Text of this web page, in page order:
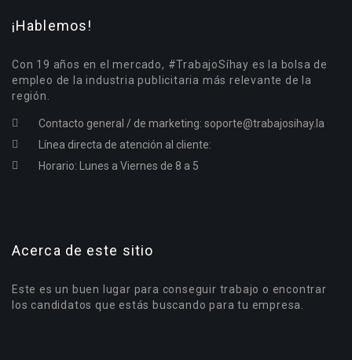
¡Hablemos!
Con 19 años en el mercado, #TrabajoSíhay es la bolsa de
empleo de la industria publicitaria más relevante de la
región.
Contacto general / de marketing: soporte@trabajosihay.la
Línea directa de atención al cliente:
Horario: Lunes a Viernes de 8 a 5
Acerca de este sitio
Este es un buen lugar para conseguir trabajo o encontrar
los candidatos que estás buscando para tu empresa.